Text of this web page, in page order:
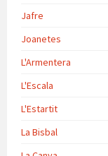
Jafre
Joanetes
L'Armentera
L'Escala
L'Estartit
La Bisbal